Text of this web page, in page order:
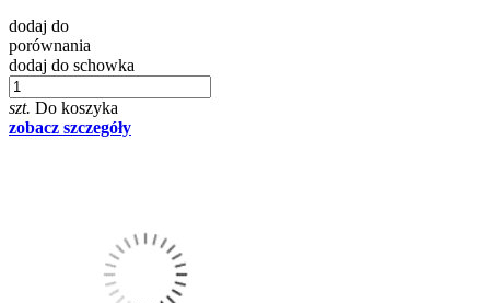
dodaj do
porównania
dodaj do schowka
szt. Do koszyka
zobacz szczegóły